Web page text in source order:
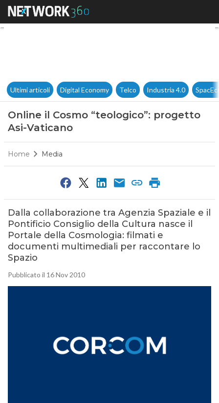
Online il Cosmo “teologico”:
Ultimi articoli Digital Economy Telco Industria 4.0
Online il Cosmo “teologico”: progetto
Asi-Vaticano
Home Media
Dalla collaborazione tra Agenzia Spaziale e il
Pontificio Consiglio della Cultura nasce il
Portale della Cosmologia: filmati e
documenti multimediali per raccontare lo
Spazio
Pubblicato il 16 Nov 2010